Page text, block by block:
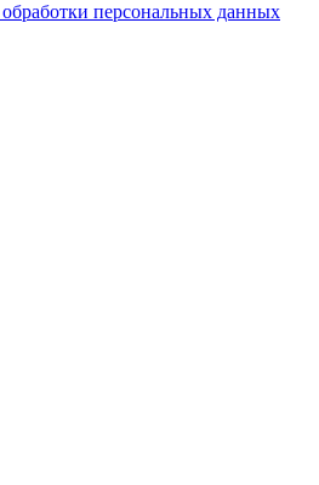
персональных данных